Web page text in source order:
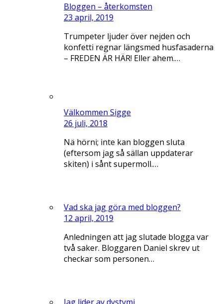
Bloggen – återkomsten
23 april, 2019
Trumpeter ljuder över nejden och
konfetti regnar längsmed husfasaderna
– FREDEN ÄR HÄR! Eller ahem.…
Välkommen Sigge
26 juli, 2018
Nä hörni; inte kan bloggen sluta
(eftersom jag så sällan uppdaterar
skiten) i sånt supermoll.…
Vad ska jag göra med bloggen?
12 april, 2019
Anledningen att jag slutade blogga var
två saker. Bloggaren Daniel skrev ut
checkar som personen…
Jag lider av dystymi